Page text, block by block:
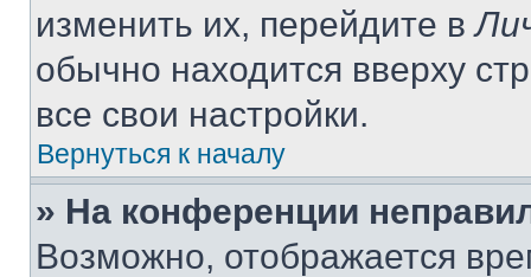
изменить их, перейдите в
обычно находится вверху
все свои настройки.
Вернуться к началу
» На конференции
Возможно, отображается